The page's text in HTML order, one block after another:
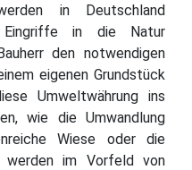
in Deutschland
Eingriffe in die Natur
den notwendigen
eigenen Grundstück
Umweltwährung ins
wie die Umwandlung
Wiese oder die
werden im Vorfeld von